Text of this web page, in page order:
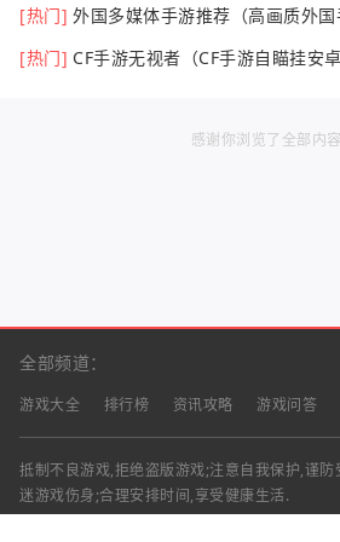
[热门] 外国多媒体手游推荐（高画质外国
[热门] CF手游无视者（CF手游自瞄挂安卓
感谢你浏览了全部内
全部频道：
游戏大全 排行榜 资讯攻略 游戏问答
抵制不良游戏,拒绝盗版游戏;注意自我保护,谨
迷游戏伤身;合理安排时间,享受健康生活.